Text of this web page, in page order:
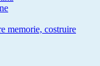
memorie, costruire